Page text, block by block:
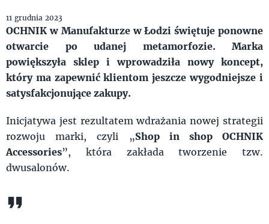
11 grudnia 2023
OCHNIK w Manufakturze w Łodzi świętuje ponowne
otwarcie po udanej metamorfozie. Marka
powiększyła sklep i wprowadziła nowy koncept,
który ma zapewnić klientom jeszcze wygodniejsze i
satysfakcjonujące zakupy.
Inicjatywa jest rezultatem wdrażania nowej strategii
rozwoju marki, czyli „Shop in shop OCHNIK
Accessories”, która zakłada tworzenie tzw.
dwusalonów.